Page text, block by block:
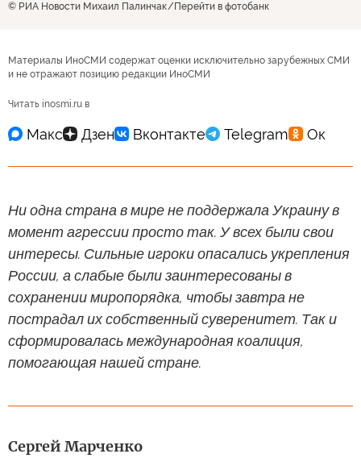
© РИА Новости Михаил Палинчак Перейти в фотобанк
Материалы ИноСМИ содержат оценки исключительно зарубежных СМИ
и не отражают позицию редакции ИноСМИ
Читать inosmi.ru в
Ни одна страна в мире не поддержала Украину в
момент агрессии просто так. У всех были свои
интересы. Сильные игроки опасались укрепления
России, а слабые были заинтересованы в
сохранении миропорядка, чтобы завтра не
пострадал их собственный суверенитет. Так и
сформировалась международная коалиция,
помогающая нашей стране.
Сергей Марченко